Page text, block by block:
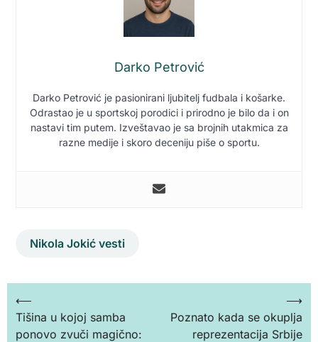
Darko Petrović
Darko Petrović je pasionirani ljubitelj fudbala i košarke.
Odrastao je u sportskoj porodici i prirodno je bilo da i on
nastavi tim putem. Izveštavao je sa brojnih utakmica za
razne medije i skoro deceniju piše o sportu.
Nikola Jokić vesti
Кретање
чланка
⟵
Tišina u kojoj samba
ponovo zvuči magično:
Poznato kada se okuplja
reprezentacija Srbije
⟶